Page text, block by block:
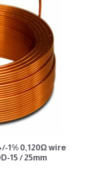
1% 0,120Ω wire
15 / 25mm